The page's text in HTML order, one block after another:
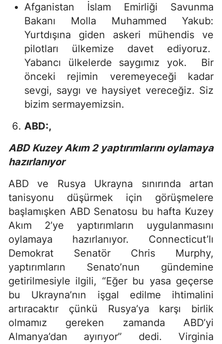
Afganistan İslam Emirliği Savunma
Bakanı Molla Muhammed Yakub:
Yurtdışına giden askeri mühendis ve
pilotları ülkemize davet ediyoruz.
Yabancı ülkelerde saygımız yok. Bir
önceki rejimin veremeyeceği kadar
sevgi, saygı ve haysiyet vereceğiz. Siz
bizim sermayemizsin.
ABD:,
ABD Kuzey Akım 2 yaptırımlarını oylamaya
hazırlanıyor
ABD ve Rusya Ukrayna sınırında artan
tanisyonu düşürmek için görüşmelere
başlamışken ABD Senatosu bu hafta Kuzey
Akım 2’ye yaptırımların uygulanmasını
oylamaya hazırlanıyor. Connecticut’lı
Demokrat Senatör Chris Murphy,
yaptırımların Senato’nun gündemine
getirilmesiyle ilgili, “Eğer bu yasa geçerse
bu Ukrayna’nın işgal edilme ihtimalini
artıracaktır çünkü Rusya’ya karşı birlik
olmamız gereken zamanda ABD’yi
Almanya’dan ayırıyor” dedi. Virginia